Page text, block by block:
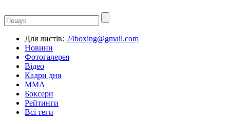
Для листів: 24boxing@gmail.com
Новини
Фотогалерея
Відео
Кадри дня
ММА
Боксери
Рейтинги
Всі теги